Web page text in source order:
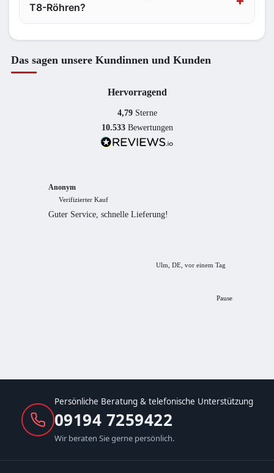
T8-Röhren?
Das sagen unsere Kundinnen und Kunden
Hervorragend
4,79 Sterne
10.533 Bewertungen
Anonym
Verifizierter Kauf
Guter Service, schnelle Lieferung!
Ulm, DE, vor einem Tag
Pause
Persönliche Beratung & telefonische Unterstützung
09194 7259422
Wir beraten Sie gerne persönlich.